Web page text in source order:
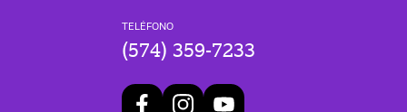
TELÉFONO
(574) 359-7233